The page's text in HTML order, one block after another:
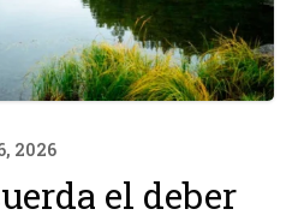
2026
el deber